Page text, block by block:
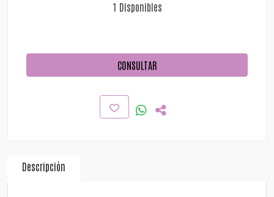
1 Disponibles
CONSULTAR
Descripción